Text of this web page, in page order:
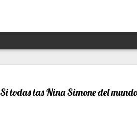
Si todas las Nina Simone del
13
un afortunado